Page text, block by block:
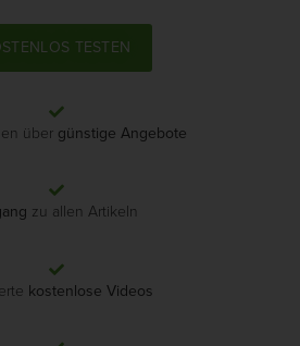
TESTEN
über günstige Angebote
zu allen Artikeln
kostenlose Videos